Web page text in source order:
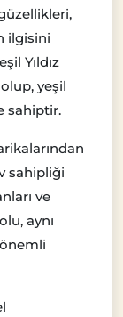
ilgisini
Yıldız
yeşil
sahiptir.
sahipliği
ve
aynı